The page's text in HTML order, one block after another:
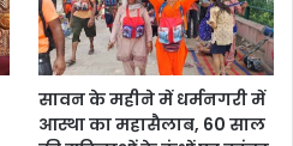
सावन के महीने में धर्मनगरी में
आस्था का महासैलाब, 60 साल